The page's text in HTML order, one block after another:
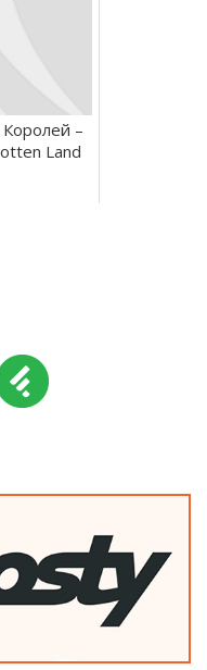
–
Land